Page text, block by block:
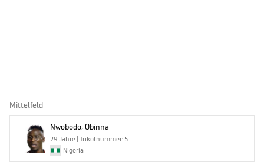
Mittelfeld
Nwobodo, Obinna
29 Jahre | Trikotnummer: 5
Nigeria